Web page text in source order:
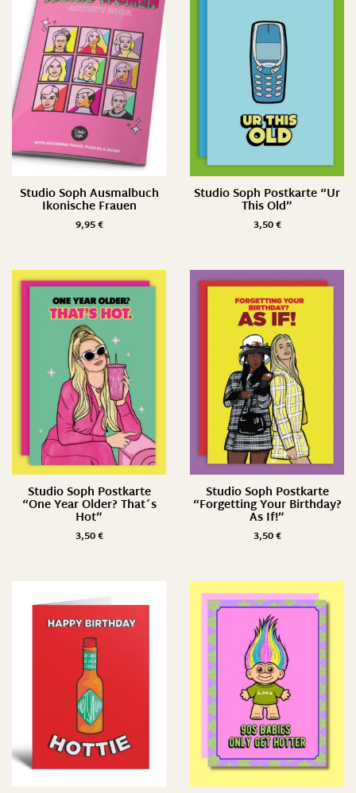
Studio Soph Ausmalbuch
Ikonische Frauen
9,95€
Studio Soph Postkarte “Ur
This Old”
3,50€
Studio Soph Postkarte
“One Year Older? That´s
Hot”
3,50€
Studio Soph Postkarte
“Forgetting Your Birthday?
As If!”
3,50€